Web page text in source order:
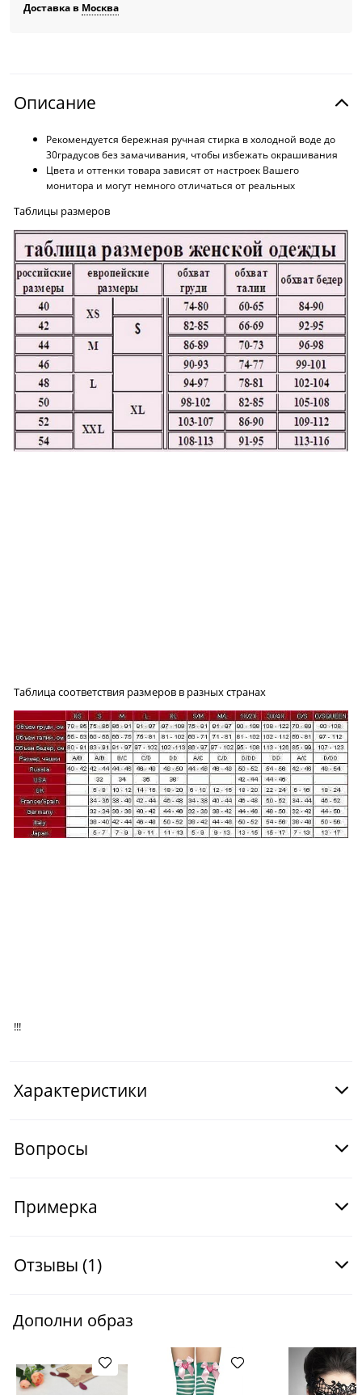
Доставка в Москва
Описание
Рекомендуется бережная ручная стирка в холодной воде до
30градусов без замачивания, чтобы избежать окрашивания
Цвета и оттенки товара зависят от настроек Вашего
монитора и могут немного отличаться от реальных
Таблицы размеров
Таблица соответствия размеров в разных странах
!!!
Характеристики
Вопросы
Примерка
Отзывы (1)
Дополни образ